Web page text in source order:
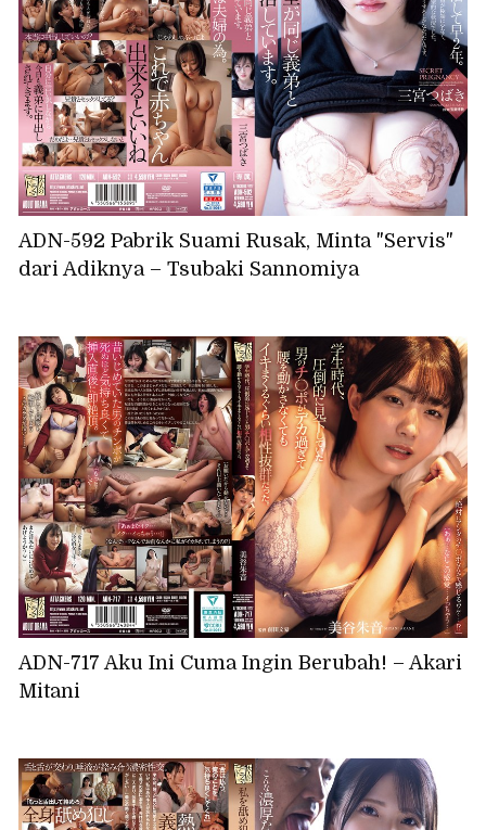
ADN-592 Pabrik Suami Rusak, Minta "Servis"
dari Adiknya – Tsubaki Sannomiya
ADN-717 Aku Ini Cuma Ingin Berubah! – Akari
Mitani